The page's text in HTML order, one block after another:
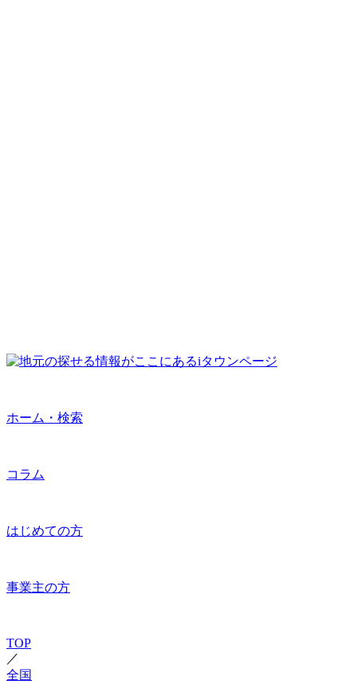
ホーム・検索
コラム
はじめての方
事業主の方
TOP
／
全国